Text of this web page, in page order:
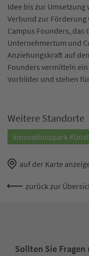
Weitere Standorte
Innovationspark
auf der Karte
zurück zur
Idee bis zur
Verbund zur Förderung
Campus Founders,
Unternehmertum und
Anziehungskraft auf
Founders vermitteln
Vorbilder und stehen
Sollten Sie